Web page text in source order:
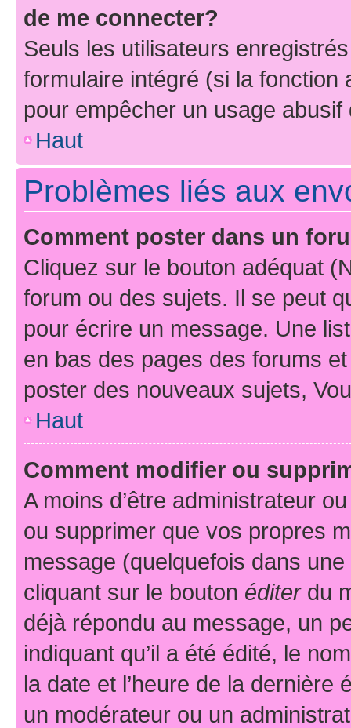
de me connecter?
Seuls les utilisateurs
formulaire intégré (si la fonction
pour empêcher un usage
Haut
Problèmes liés aux
Comment poster dans un
Cliquez sur le bouton adéquat
forum ou des sujets. Il se peut
pour écrire un message. Une
en bas des pages des forums
poster des nouveaux sujets,
Haut
Comment modifier ou
A moins d’être administrateur
ou supprimer que vos propres
message (quelquefois dans
cliquant sur le bouton éditerdu
déjà répondu au message, un
indiquant qu’il a été édité, le
la date et l’heure de la dernière
un modérateur ou un